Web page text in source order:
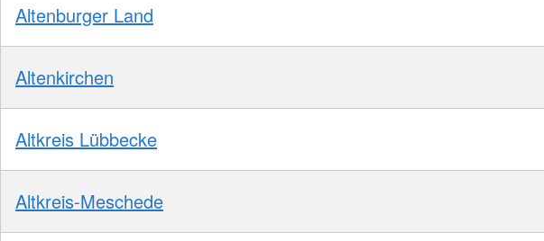
Altenburger Land
Altenkirchen
Altkreis Lübbecke
Altkreis-Meschede